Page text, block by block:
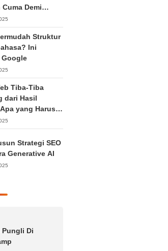
Cuma Demi
Struktur
Ini
Google
Tiba-Tiba
dari Hasil
yang Harus
Strategi SEO
Generative AI
Pungli Di